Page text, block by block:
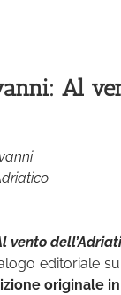
Al
vento
editoriale
originale